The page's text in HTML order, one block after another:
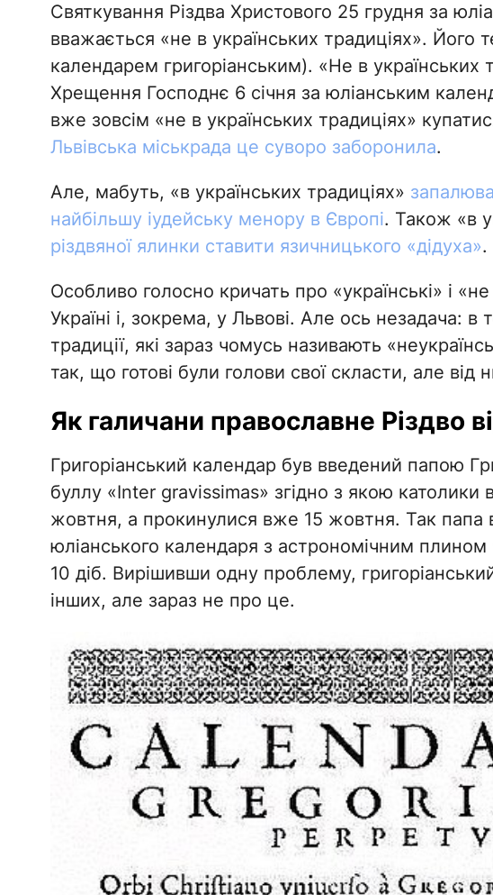
Святкування Різдва Христового 25 грудня за
вважається «не в українських традиціях». Його
календарем григоріанським). «Не в українських
Хрещення Господнє 6 січня за юліанським
вже зовсім «не в українських традиціях»
Львівська міськрада це суворо заборонила.
Але, мабуть, «в українських традиціях»
найбільшу іудейську менору в Європі. Також «в
різдвяної ялинки ставити язичницького «дідуха».
Особливо голосно кричать про «українські» і «не
Україні і, зокрема, у Львові. Але ось незадача:
традиції, які зараз чомусь називають
так, що готові були голови свої скласти, але від
Як галичани православне Різдво
Григоріанський календар був введений папою
буллу «Inter gravissimas» згідно з якою католики
жовтня, а прокинулися вже 15 жовтня. Так папа
юліанського календаря з астрономічним плином
10 діб. Вирішивши одну проблему,
інших, але зараз не про це.